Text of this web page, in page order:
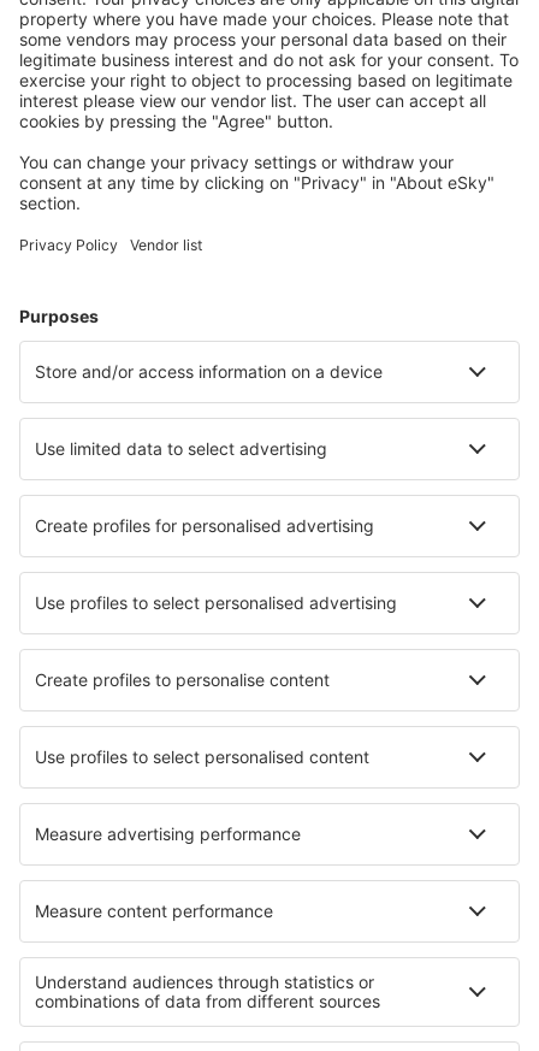
Atraktivní ceny a speciální nabídky pro přihlášené
uživatele.
Ubytování dle vašeho gusta
Vyberte si z více než 1.3 milionu zařízení: hotelů,
Nejvyhledávanější hotely uživateli eSky
Hotely in Vung Tau Hotely v Da Nang
Hotely v Da Lat Hotely in Quang Ngai
Hotely v Dong Hoi Hotely v Buon Mat Thuot
Nejlepší hotely - města
Hotely in Great Malvern Hotely in Vacri Hotely in Kosai
Hotely in Rodding Hotely in Jellico
Hotely in Ostermundigen Hotely in Menlo Park
Hotely in Erzhausen
Nejlepší hotely - regiony
Hotely na pobřeží Jihočínského moře Hotely v Danang
Hotely on Grand Cayman Hotely na Slunečném pobřeží